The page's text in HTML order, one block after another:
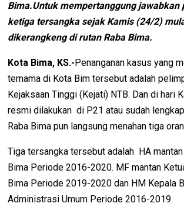
Bima.Untuk mempertanggung jawabkan
ketiga tersangka sejak Kamis (24/2)
dikerangkeng di rutan Raba Bima.
Kota Bima, KS.-Penanganan kasus yang
ternama di Kota Bim tersebut adalah
Kejaksaan Tinggi (Kejati) NTB. Dan di hari
resmi dilakukan di P21 atau sudah
Raba Bima pun langsung menahan tiga
Tiga tersangka tersebut adalah HA
Bima Periode 2016-2020. MF mantan
Bima Periode 2019-2020 dan HM Kepala
Administrasi Umum Periode 2016-2019.